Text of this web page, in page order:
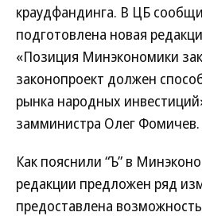
краудфандинга. В ЦБ
подготовлена новая
«Позиция Минэкономики
законопроект должен
рынка народных
замминистра Олег Фомичев.
Как пояснили “Ъ” в
редакции предложен ряд
предоставлена